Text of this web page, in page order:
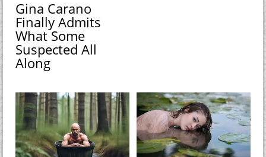
Gina Carano
Finally Admits
What Some
Suspected All
Along